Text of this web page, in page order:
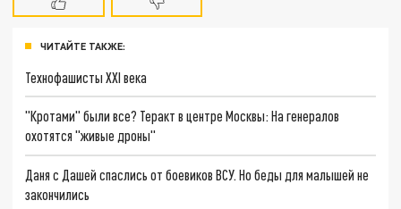
ЧИТАЙТЕ ТАКЖЕ:
Технофашисты XXI века
"Кротами" были все? Теракт в центре Москвы: На генералов
охотятся "живые дроны"
Даня с Дашей спаслись от боевиков ВСУ. Но беды для малышей не
закончились